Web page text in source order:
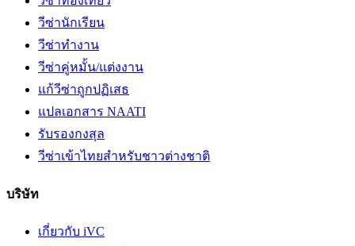
วีซ่านักเรียน
วีซ่าทำงาน
วีซ่าคู่หมั้น/แต่งงาน
แก้วีซ่าถูกปฏิเสธ
แปลเอกสาร NAATI
รับรองกงสุล
วีซ่าเข้าไทยสำหรับชาวต่างชาติ
บริษัท
เกี่ยวกับ iVC